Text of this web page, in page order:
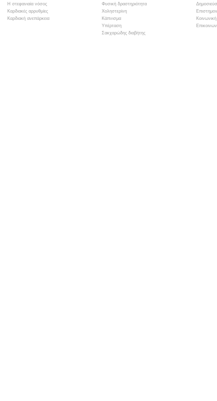
Η στεφανιαία νόσος
Καρδιακές αρρυθμίες
Καρδιακή ανεπάρκεια
Φυσική δραστηριότητα
Χοληστερίνη
Κάπνισμα
Υπέρταση
Σακχαρώδης διαβήτης